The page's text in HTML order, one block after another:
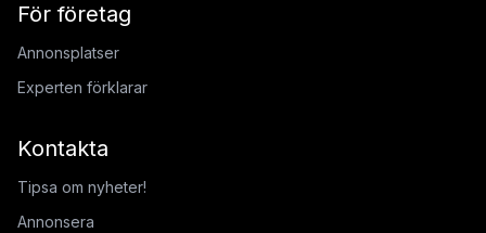
För företag
Annonsplatser
Experten förklarar
Kontakta
Tipsa om nyheter!
Annonsera